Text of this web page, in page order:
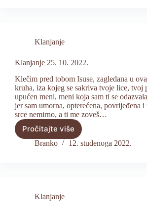
Klanjanje
Klanjanje 25. 10. 2022.
Klečim pred tobom Isuse, zagledana u
kruha, iza kojeg se sakriva tvoje lice, tvoj
upućen meni, meni koja sam ti se
jer sam umorna, opterećena, povrijeđena i
srce nemirno, a ti me zoveš…
Pročitajte više
Klanjanje
25.
Branko 12. studenoga 2022.
Klanjanje